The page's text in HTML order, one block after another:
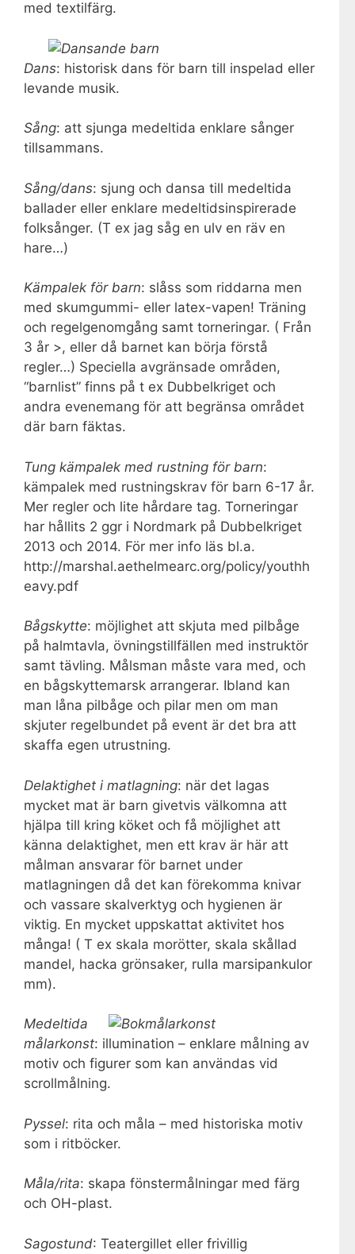
med textilfärg.
Dans: historisk dans för barn till inspelad eller
levande musik.
Sång: att sjunga medeltida enklare sånger
tillsammans.
Sång/dans: sjung och dansa till medeltida
ballader eller enklare medeltidsinspirerade
folksånger. (T ex jag såg en ulv en räv en
hare…)
Kämpalek för barn: slåss som riddarna men
med skumgummi- eller latex-vapen! Träning
och regelgenomgång samt torneringar. ( Från
3 år >, eller då barnet kan börja förstå
regler…) Speciella avgränsade områden,
“barnlist” finns på t ex Dubbelkriget och
andra evenemang för att begränsa området
där barn fäktas.
Tung kämpalek med rustning för barn:
kämpalek med rustningskrav för barn 6-17 år.
Mer regler och lite hårdare tag. Torneringar
har hållits 2 ggr i Nordmark på Dubbelkriget
2013 och 2014. För mer info läs bl.a.
http://marshal.aethelmearc.org/policy/youthh
eavy.pdf
Bågskytte: möjlighet att skjuta med pilbåge
på halmtavla, övningstillfällen med instruktör
samt tävling. Målsman måste vara med, och
en bågskyttemarsk arrangerar. Ibland kan
man låna pilbåge och pilar men om man
skjuter regelbundet på event är det bra att
skaffa egen utrustning.
Delaktighet i matlagning: när det lagas
mycket mat är barn givetvis välkomna att
hjälpa till kring köket och få möjlighet att
känna delaktighet, men ett krav är här att
målman ansvarar för barnet under
matlagningen då det kan förekomma knivar
och vassare skalverktyg och hygienen är
viktig. En mycket uppskattat aktivitet hos
många! ( T ex skala morötter, skala skållad
mandel, hacka grönsaker, rulla marsipankulor
mm).
Medeltida
målarkonst: illumination – enklare målning av
motiv och figurer som kan användas vid
scrollmålning.
Pyssel: rita och måla – med historiska motiv
som i ritböcker.
Måla/rita: skapa fönstermålningar med färg
och OH-plast.
Sagostund: Teatergillet eller frivillig